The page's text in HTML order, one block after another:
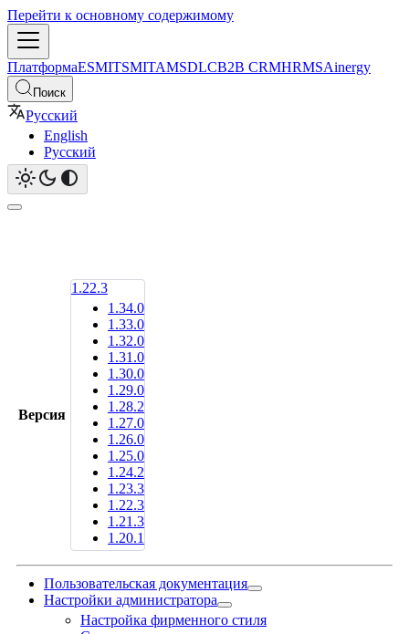
Перейти к основному содержимому
ПлатформаESMITSMITAMSDLCB2B CRMHRMSAinergy
Поиск
Русский
English
Русский
Версия
1.22.3
1.34.0
1.33.0
1.32.0
1.31.0
1.30.0
1.29.0
1.28.2
1.27.0
1.26.0
1.25.0
1.24.2
1.23.3
1.22.3
1.21.3
1.20.1
Пользовательская документация
Настройки администратора
Настройка фирменного стиля